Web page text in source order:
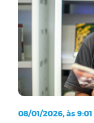
08/01/2026, às 9:01